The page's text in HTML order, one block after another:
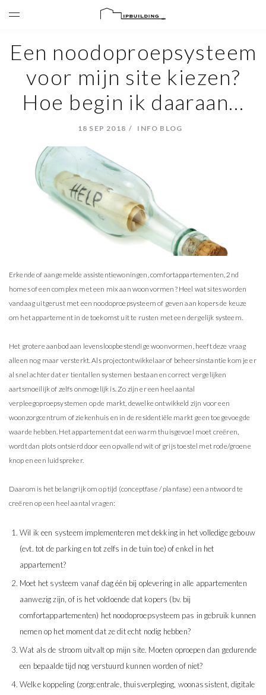
Een noodoproepsysteem
voor mijn site kiezen?
Hoe begin ik daaraan…
18 SEP 2018 INFO BLOG
Erkende of aangemelde assistentiewoningen, comfortappartementen, 2nd
homes of een complex met een mix aan woonvormen? Heel wat sites worden
vandaag uitgerust met een noodoproepsysteem of geven aan kopers de keuze
om het appartement in de toekomst uit te rusten met een dergelijk systeem.
Het grotere aanbod aan levensloopbestendige woonvormen, heeft deze vraag
alleen nog maar versterkt. Als projectontwikkelaar of beheersinstantie kom je er
al snel achter dat er tientallen systemen bestaan en correct vergelijken
aartsmoeilijk of zelfs onmogelijk is. Zo zijn er een heel aantal
verpleegoproepsystemen op de markt, dewelke ontwikkeld zijn voor een
woonzorgcentrum of ziekenhuis en in de residentiële markt geen toegevoegde
waarde hebben. Het appartement dat een warm thuisgevoel moet creëren,
wordt dan plots ontsierd door een opvallend wit of grijs toestel met rode/groene
knop en een luidspreker.
Daarom is het belangrijk om op tijd (conceptfase / planfase) een antwoord te
creëren op een heel aantal vragen:
Wil ik een systeem implementeren met dekking in het volledige gebouw
(evt. tot de parking en tot zelfs in de tuin toe) of enkel in het
appartement?
Moet het systeem vanaf dag één bij oplevering in alle appartementen
aanwezig zijn, of is het voldoende dat kopers (bv. bij
comfortappartementen) het noodoproepsysteem pas in gebruik kunnen
nemen op het moment dat ze dit echt nodig hebben?
Wat als de stroom uitvalt op mijn site. Moeten oproepen dan gedurende
een bepaalde tijd nog verstuurd kunnen worden of niet?
Welke koppeling (zorgcentrale, thuisverpleging, woonassistent, digitale